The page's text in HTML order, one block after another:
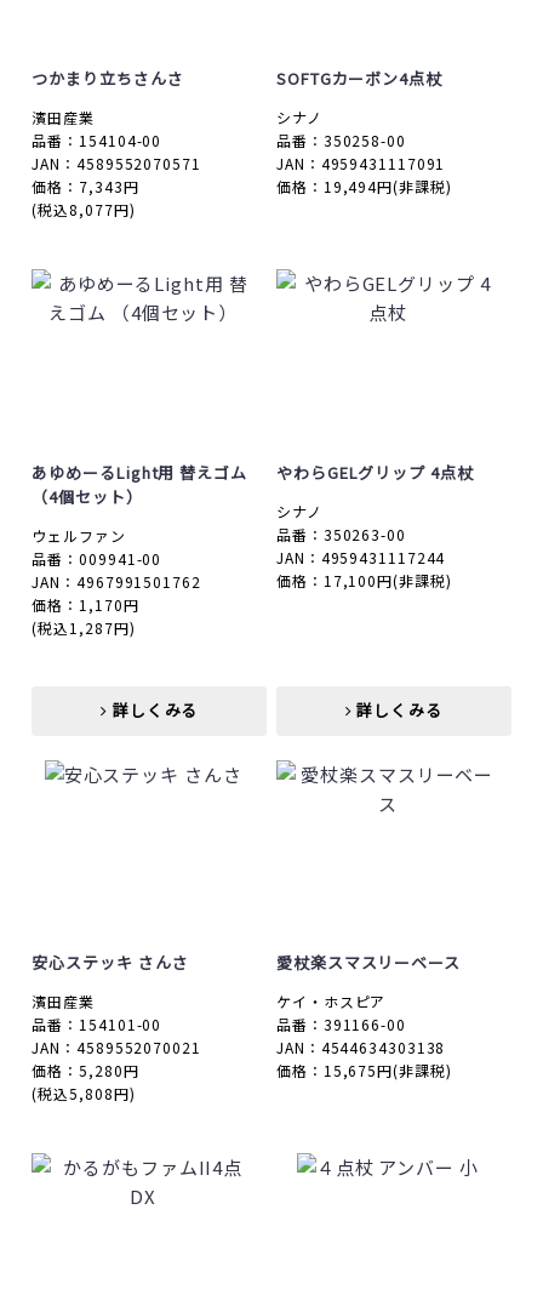
つかまり立ちさんさ
濱田産業
品番：154104-00
JAN：4589552070571
価格：7,343円
(税込8,077円)
詳しくみる
SOFTGカーボン4点杖
シナノ
品番：350258-00
JAN：4959431117091
価格：19,494円(非課税)
詳しくみる
あゆめーるLight用 替えゴム
（4個セット）
ウェルファン
品番：009941-00
JAN：4967991501762
価格：1,170円
(税込1,287円)
詳しくみる
やわらGELグリップ 4点杖
シナノ
品番：350263-00
JAN：4959431117244
価格：17,100円(非課税)
詳しくみる
安心ステッキ さんさ
濱田産業
品番：154101-00
JAN：4589552070021
価格：5,280円
(税込5,808円)
愛杖楽スマスリーベース
ケイ・ホスピア
品番：391166-00
JAN：4544634303138
価格：15,675円(非課税)